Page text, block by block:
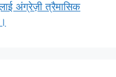
अंग्रेज़ी त्रैमासिक